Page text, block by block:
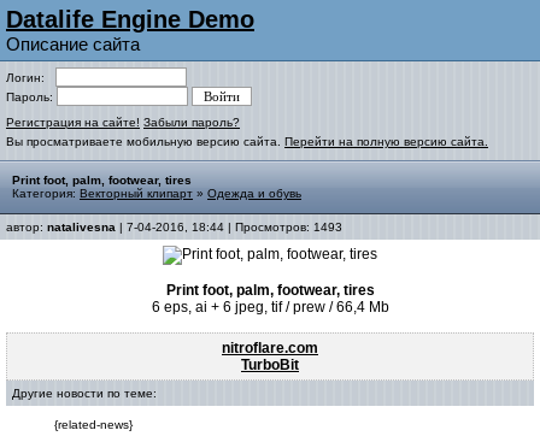
Datalife Engine Demo
Описание сайта
Логин:
Пароль:
Регистрация на сайте! Забыли пароль?
Вы просматриваете мобильную версию сайта. Перейти на полную версию сайта.
Print foot, palm, footwear, tires
Категория: Векторный клипарт » Одежда и обувь
автор: natalivesna | 7-04-2016, 18:44 | Просмотров: 1493
Print foot, palm, footwear, tires
6 eps, ai + 6 jpeg, tif / prew / 66,4 Mb
nitroflare.com
TurboBit
Другие новости по теме:
{related-news}